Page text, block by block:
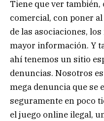
Tiene que ver también,
comercial, con poner
de las asociaciones,
mayor información. Y
ahí tenemos un sitio
denuncias. Nosotros
mega denuncia que se
seguramente en poco
el juego online ilegal,